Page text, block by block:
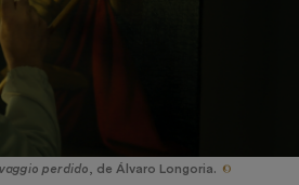
perdido , de Álvaro Longoria. ©